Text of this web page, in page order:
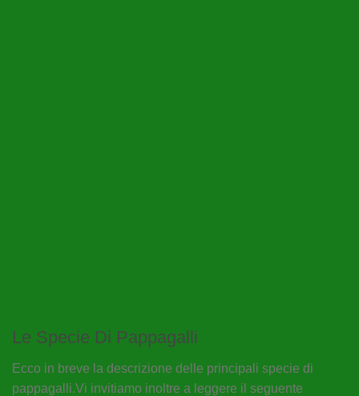
Le Specie Di Pappagalli
Ecco in breve la descrizione delle principali specie di
pappagalli.Vi invitiamo inoltre a leggere il seguente